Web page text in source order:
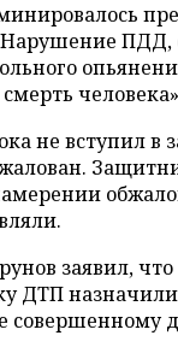
ПДД,
не вступил в
заявил,
ДТП
совершенному